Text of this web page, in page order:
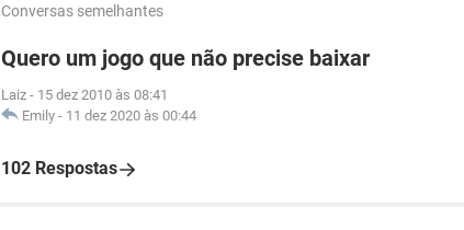
Conversas semelhantes
Quero um jogo que não precise baixar
Laiz - 15 dez 2010 às 08:41
Emily - 11 dez 2020 às 00:44
102 Respostas